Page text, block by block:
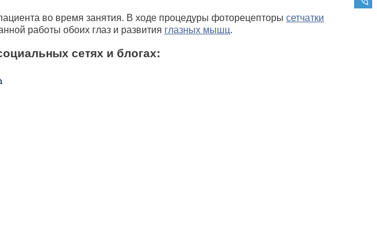
во время занятия. В ходе процедуры фоторецепторы сетчатки
работы обоих глаз и развития глазных мышц.
сетях и блогах: